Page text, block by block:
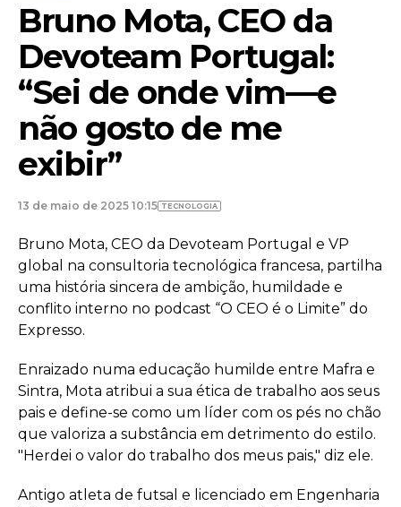
Bruno Mota, CEO da
Devoteam Portugal:
“Sei de onde vim—e
não gosto de me
exibir”
13 de maio de 2025 10:15 TECNOLOGIA
Bruno Mota, CEO da Devoteam Portugal e VP
global na consultoria tecnológica francesa, partilha
uma história sincera de ambição, humildade e
conflito interno no podcast “O CEO é o Limite” do
Expresso.
Enraizado numa educação humilde entre Mafra e
Sintra, Mota atribui a sua ética de trabalho aos seus
pais e define-se como um líder com os pés no chão
que valoriza a substância em detrimento do estilo.
"Herdei o valor do trabalho dos meus pais," diz ele.
Antigo atleta de futsal e licenciado em Engenharia